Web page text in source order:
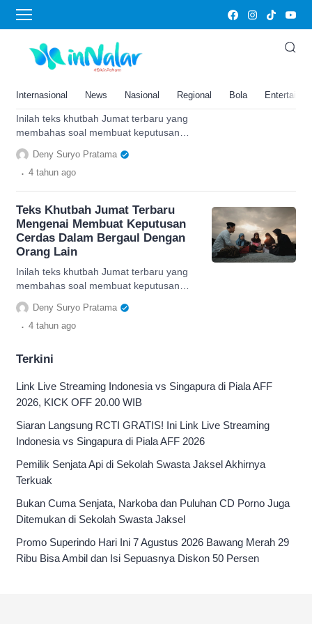
Internasional News Nasional Regional Bola
keputusan cerdas
Teks Khutbah Jumat Terbaru
Mengenai Membuat Keputusan
Orang Lain
Inilah teks khutbah Jumat terbaru yang
membahas soal membuat keputusan
cerdas dalam bergaul dengan orang lain.
Simak selengkapnya.
Deny Suryo Pratama
. 4 tahun ago
Teks Khutbah Jumat Terbaru
Mengenai Membuat Keputusan
Cerdas Dalam Bergaul Dengan
Orang Lain
Inilah teks khutbah Jumat terbaru yang
membahas soal membuat keputusan
cerdas dalam bergaul dengan orang lain.
Simak selengkapnya.
Deny Suryo Pratama
. 4 tahun ago
Terkini
Link Live Streaming Indonesia vs Singapura di Piala AFF
2026, KICK OFF 20.00 WIB
Siaran Langsung RCTI GRATIS! Ini Link Live Streaming
Indonesia vs Singapura di Piala AFF 2026
Pemilik Senjata Api di Sekolah Swasta Jaksel Akhirnya
Terkuak
Bukan Cuma Senjata, Narkoba dan Puluhan CD Porno Juga
Ditemukan di Sekolah Swasta Jaksel
Promo Superindo Hari Ini 7 Agustus 2026 Bawang Merah 29
Ribu Bisa Ambil dan Isi Sepuasnya Diskon 50 Persen